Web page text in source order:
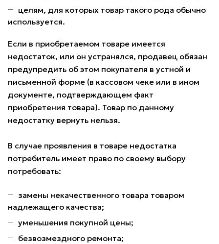
целям, для которых товар такого рода обычно
используется.
Если в приобретаемом товаре имеется
недостаток, или он устранялся, продавец обязан
предупредить об этом покупателя в устной и
письменной форме (в кассовом чеке или в ином
документе, подтверждающем факт
приобретения товара). Товар по данному
недостатку вернуть нельзя.
В случае проявления в товаре недостатка
потребитель имеет право по своему выбору
потребовать:
замены некачественного товара товаром
надлежащего качества;
уменьшения покупной цены;
безвозмездного ремонта;